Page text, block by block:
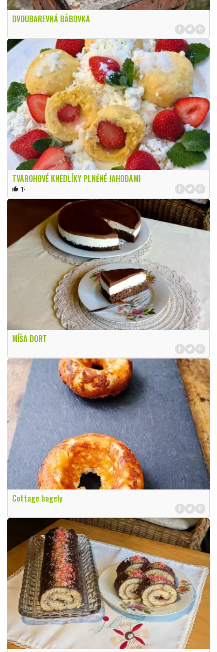
DVOUBAREVNÁ BÁBOVKA
TVAROHOVÉ KNEDLÍKY PLNĚNÉ JAHODAMI
thumb_up 1×
MÍŠA DORT
Cottage bagely